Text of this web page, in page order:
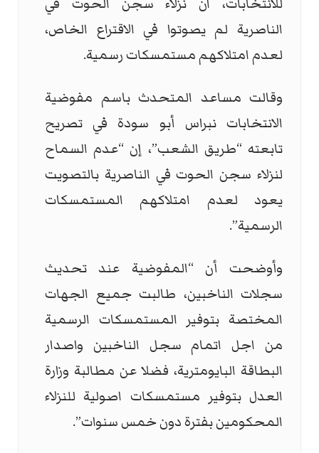
الناصرية لم يصوتوا في الاقتراع الخاص،
لعدم امتلاكهم مستمسكات رسمية.
وقالت مساعد المتحدث باسم مفوضية
الانتخابات نبراس أبو سودة في تصريح
تابعته “طريق الشعب”، إن “عدم السماح
لنزلاء سجن الحوت في الناصرية بالتصويت
يعود لعدم امتلاكهم المستمسكات
الرسمية”.
وأوضحت أن “المفوضية عند تحديث
سجلات الناخبين، طالبت جميع الجهات
المختصة بتوفير المستمسكات الرسمية
من اجل اتمام سجل الناخبين واصدار
البطاقة البايومترية، فضلا عن مطالبة وزارة
العدل بتوفير مستمسكات اصولية للنزلاء
المحكومين بفترة دون خمس سنوات”.